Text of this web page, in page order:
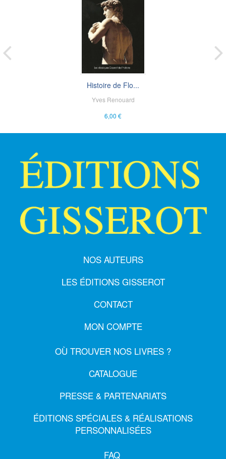
Histoire de Flo...
Yves Renouard
6,00 €
NOS AUTEURS
LES ÉDITIONS GISSEROT
CONTACT
MON COMPTE
OÙ TROUVER NOS LIVRES ?
CATALOGUE
PRESSE & PARTENARIATS
ÉDITIONS SPÉCIALES & RÉALISATIONS
PERSONNALISÉES
FAQ